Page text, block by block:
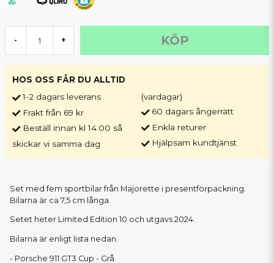
- + KÖP
HOS OSS FÅR DU ALLTID
1-2 dagars leverans
Frakt från 69 kr
Beställ innan kl 14.00 så
skickar vi samma dag
(vardagar)
60 dagars ångerrätt
Enkla returer
Hjälpsam kundtjänst
Set med fem sportbilar från Majorette i presentförpackning.
Bilarna är ca 7,5 cm långa.
Setet heter Limited Edition 10 och utgavs 2024.
Bilarna är enligt lista nedan.
- Porsche 911 GT3 Cup - Grå